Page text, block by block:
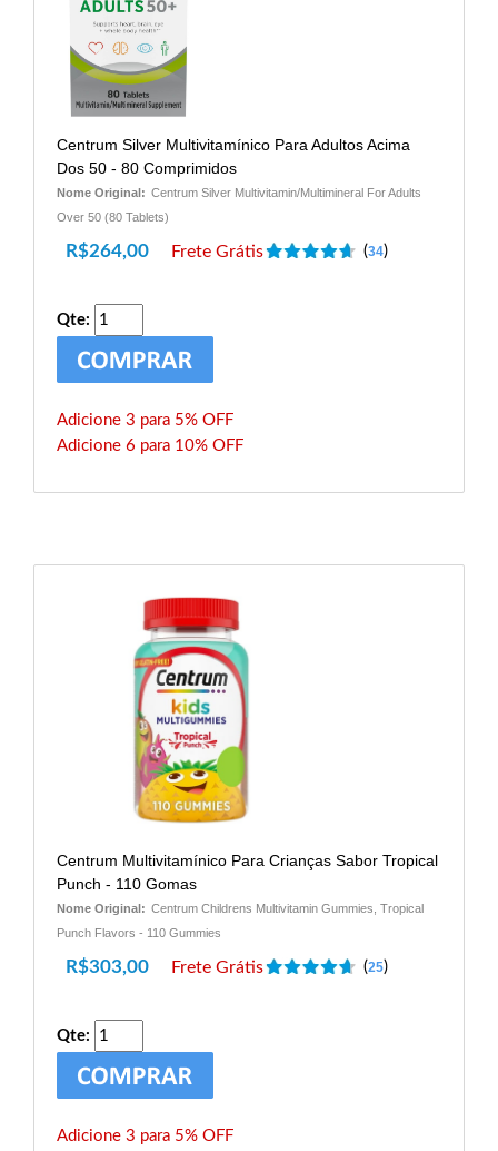
Centrum Silver Multivitamínico Para Adultos Acima
Dos 50 - 80 Comprimidos
Nome Original: Centrum Silver Multivitamin/Multimineral For Adults
Over 50 (80 Tablets)
R$264,00 Frete Grátis (34)
Qte:
Adicione 3 para 5% OFF
Adicione 6 para 10% OFF
Centrum Multivitamínico Para Crianças Sabor Tropical
Punch - 110 Gomas
Nome Original: Centrum Childrens Multivitamin Gummies, Tropical
Punch Flavors - 110 Gummies
R$303,00 Frete Grátis (25)
Qte:
Adicione 3 para 5% OFF